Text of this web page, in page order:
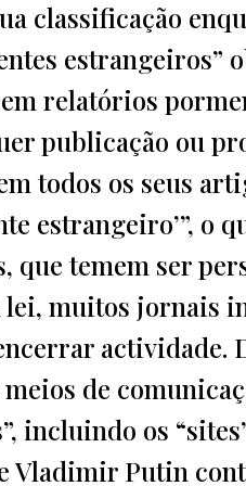
classificação
estrangeiros”
relatórios
publicação ou
todos os seus
estrangeiro’”, o
temem ser
muitos jornais
actividade.
de
incluindo os
Vladimir Putin